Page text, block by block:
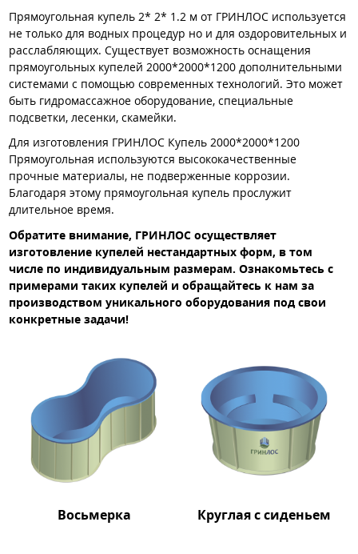
Прямоугольная купель 2* 2* 1.2 м от ГРИНЛОС используется
не только для водных процедур но и для оздоровительных и
расслабляющих. Существует возможность оснащения
прямоугольных купелей 2000*2000*1200 дополнительными
системами с помощью современных технологий. Это может
быть гидромассажное оборудование, специальные
подсветки, лесенки, скамейки.
Для изготовления ГРИНЛОС Купель 2000*2000*1200
Прямоугольная используются высококачественные
прочные материалы, не подверженные коррозии.
Благодаря этому прямоугольная купель прослужит
длительное время.
Обратите внимание, ГРИНЛОС осуществляет
изготовление купелей нестандартных форм, в том
числе по индивидуальным размерам. Ознакомьтесь с
примерами таких купелей и обращайтесь к нам за
производством уникального оборудования под свои
конкретные задачи!
Восьмерка Круглая с сиденьем